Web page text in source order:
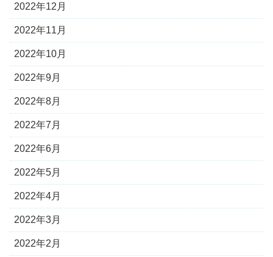
2022年12月
2022年11月
2022年10月
2022年9月
2022年8月
2022年7月
2022年6月
2022年5月
2022年4月
2022年3月
2022年2月